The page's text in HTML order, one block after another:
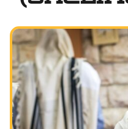
Los ayunos por la
Janucá
Purim